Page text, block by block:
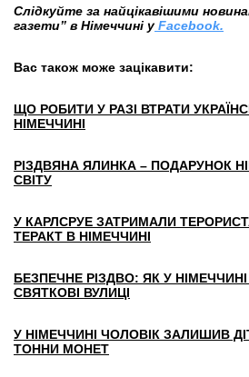
Слідкуйте за найцікавішими
газети” в Німеччині уFacebook.
Вас також може зацікавити:
ЩО РОБИТИ У РАЗІ ВТРАТИ
НІМЕЧЧИНІ
РІЗДВЯНА ЯЛИНКА – ПОДАРУНОК
СВІТУ
У КАРЛСРУЕ ЗАТРИМАЛИ
ТЕРАКТ В НІМЕЧЧИНІ
БЕЗПЕЧНЕ РІЗДВО: ЯК У
СВЯТКОВІ ВУЛИЦІ
У НІМЕЧЧИНІ ЧОЛОВІК ЗАЛИШИВ
ТОННИ МОНЕТ